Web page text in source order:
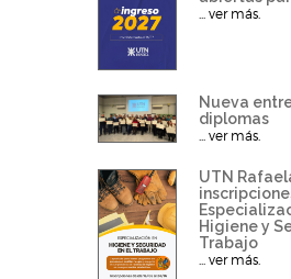
... ver más.
Nueva
diplomas
... ver más.
UTN
Higiene y
Trabajo
... ver más.